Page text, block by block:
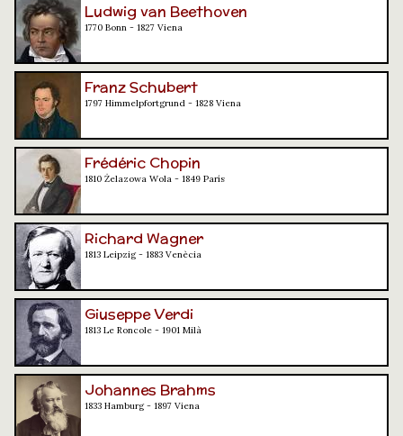
Ludwig van Beethoven
1770 Bonn - 1827 Viena
Franz Schubert
1797 Himmelpfortgrund - 1828 Viena
Frédéric Chopin
1810 Żelazowa Wola - 1849 París
Richard Wagner
1813 Leipzig - 1883 Venècia
Giuseppe Verdi
1813 Le Roncole - 1901 Milà
Johannes Brahms
1833 Hamburg - 1897 Viena